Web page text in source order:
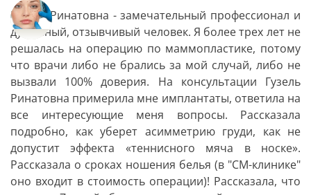
Гузель Ринатовна - замечательный профессионал и
душевный, отзывчивый человек. Я более трех лет не
решалась на операцию по маммопластике, потому
что врачи либо не брались за мой случай, либо не
вызвали 100% доверия. На консультации Гузель
Ринатовна примерила мне имплантаты, ответила на
все интересующие меня вопросы. Рассказала
подробно, как уберет асимметрию груди, как не
допустит эффекта «теннисного мяча в носке».
Рассказала о сроках ношения белья (в "СМ-клинике"
оно входит в стоимость операции)! Рассказала, что